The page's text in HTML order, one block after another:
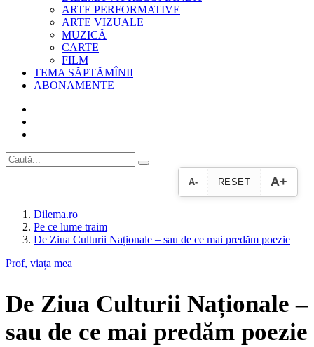
ARTE PERFORMATIVE
ARTE VIZUALE
MUZICĂ
CARTE
FILM
TEMA SĂPTĂMÎNII
ABONAMENTE
A- RESET A+
Dilema.ro
Pe ce lume traim
De Ziua Culturii Naționale – sau de ce mai predăm poezie
Prof, viața mea
De Ziua Culturii Naționale –
sau de ce mai predăm poezie